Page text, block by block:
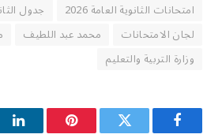
امتحانات الثانوية العامة 2026
جدول
لجان الامتحانات
محمد عبد اللطيف
وزارة التربية والتعليم
فيسبوك تويتر بينتيريست